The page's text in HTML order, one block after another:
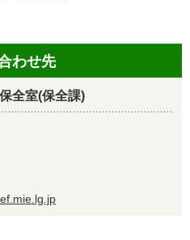
わせ先
全室(保全課)